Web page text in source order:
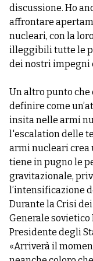
discussione. Ho
affrontare
nucleari, con la
illeggibili tutte le
dei nostri impegni
Un altro punto
definire come
insita nelle armi
l'escalation delle
armi nucleari crea
tiene in pugno le
gravitazionale,
l’intensificazione
Durante la Crisi
Generale sovietico
Presidente degli
«Arriverà il